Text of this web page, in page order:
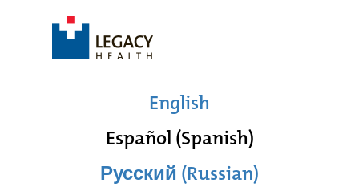
English
Español (Spanish)
Русский (Russian)